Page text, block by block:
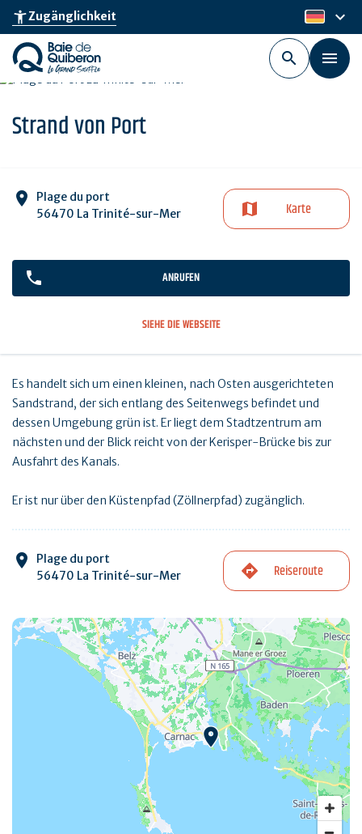
Skip
main
content
accessibility_newZugänglichkeit de
keyboard_arrow_down
Strand von Port
Plage du port
56470 La Trinité-sur-Mer
Karte
ANRUFEN
SIEHE DIE WEBSEITE
Es handelt sich um einen kleinen, nach Osten ausgerichteten
Sandstrand, der sich entlang des Seitenwegs befindet und
dessen Umgebung grün ist. Er liegt dem Stadtzentrum am
nächsten und der Blick reicht von der Kerisper-Brücke bis zur
Ausfahrt des Kanals.
Er ist nur über den Küstenpfad (Zöllnerpfad) zugänglich.
Plage du port
56470 La Trinité-sur-Mer
Reiseroute